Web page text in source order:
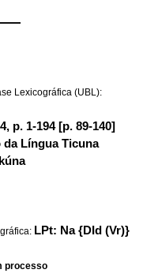
Lexicográfica (UBL):
p. 1-194 [p. 89-140]
da Língua Ticuna
LPt: Na {DId (Vr)}
processo